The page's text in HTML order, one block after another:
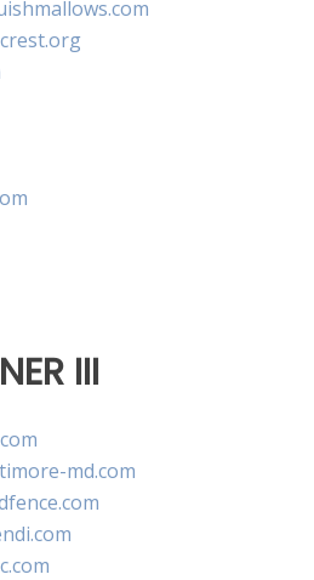
III
md.com